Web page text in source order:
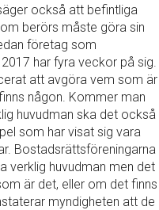
också att befintliga
berörs måste göra sin
företag som
har fyra veckor på sig.
att avgöra vem som är
någon. Kommer man
huvudman ska det också
som har visat sig vara
Bostadsrättsföreningarna
verklig huvudman men det
är det, eller om det finns
myndigheten att de